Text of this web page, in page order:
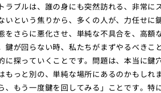
ラブルは、誰の身にも突然訪れる、非常に
いという焦りから、多くの人が、力任せに
をさらに悪化させ、単純な不具合を、高額
鍵が回らない時、私たちがまずやるべきこ
に探っていくことです。問題は、本当に鍵
もっと別の、単純な場所にあるのかもしれ
、もう一度鍵を回してみる」ことです。特